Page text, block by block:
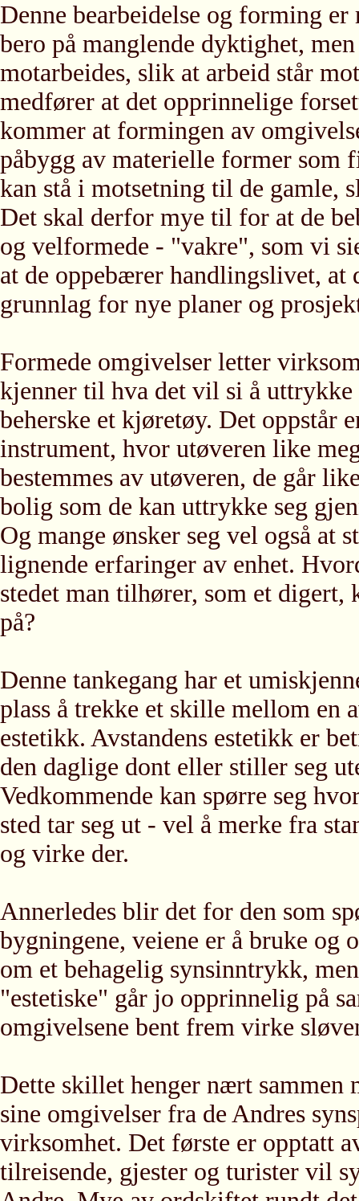
Denne bearbeidelse og forming
bero på manglende dyktighet,
motarbeides, slik at arbeid står
medfører at det opprinnelige
kommer at formingen av
påbygg av materielle former som
kan stå i motsetning til de gamle,
Det skal derfor mye til for at de
og velformede - "vakre", som vi
at de oppebærer handlingslivet,
grunnlag for nye planer og
Formede omgivelser letter
kjenner til hva det vil si å
beherske et kjøretøy. Det oppstår
instrument, hvor utøveren like
bestemmes av utøveren, de går
bolig som de kan uttrykke seg
Og mange ønsker seg vel også at
lignende erfaringer av enhet.
stedet man tilhører, som et
på?
Denne tankegang har et
plass å trekke et skille mellom en
estetikk. Avstandens estetikk er
den daglige dont eller stiller seg
Vedkommende kan spørre seg
sted tar seg ut - vel å merke fra
og virke der.
Annerledes blir det for den som
bygningene, veiene er å bruke og
om et behagelig synsinntrykk,
"estetiske" går jo opprinnelig på
omgivelsene bent frem virke
Dette skillet henger nært sammen
sine omgivelser fra de Andres
virksomhet. Det første er opptatt
tilreisende, gjester og turister vil